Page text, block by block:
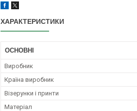
ХАРАКТЕРИСТИКИ
ОСНОВНІ
Виробник
Країна виробник
Візерунки і принти
Матеріал